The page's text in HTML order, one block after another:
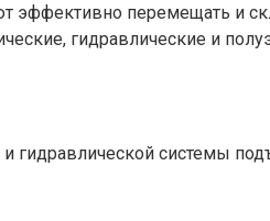
перемещать и
гидравлические и
и гидравлической системы